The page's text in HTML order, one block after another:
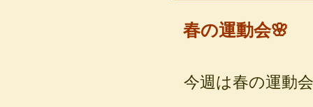
春の運動会🌸
今週は春の運動